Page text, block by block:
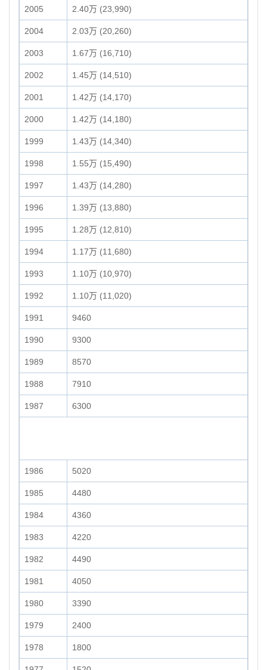
2005 2.40万 (23,990)
2004 2.03万 (20,260)
2003 1.67万 (16,710)
2002 1.45万 (14,510)
2001 1.42万 (14,170)
2000 1.42万 (14,180)
1999 1.43万 (14,340)
1998 1.55万 (15,490)
1997 1.43万 (14,280)
1996 1.39万 (13,880)
1995 1.28万 (12,810)
1994 1.17万 (11,680)
1993 1.10万 (10,970)
1992 1.10万 (11,020)
1991 9460
1990 9300
1989 8570
1988 7910
1987 6300
1986 5020
1985 4480
1984 4360
1983 4220
1982 4490
1981 4050
1980 3390
1979 2400
1978 1800